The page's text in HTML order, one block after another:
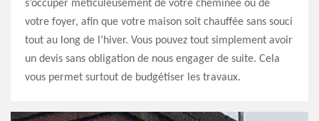
s’occuper méticuleusement de votre cheminée ou de
votre foyer, afin que votre maison soit chauffée sans souci
tout au long de l’hiver. Vous pouvez tout simplement avoir
un devis sans obligation de nous engager de suite. Cela
vous permet surtout de budgétiser les travaux.